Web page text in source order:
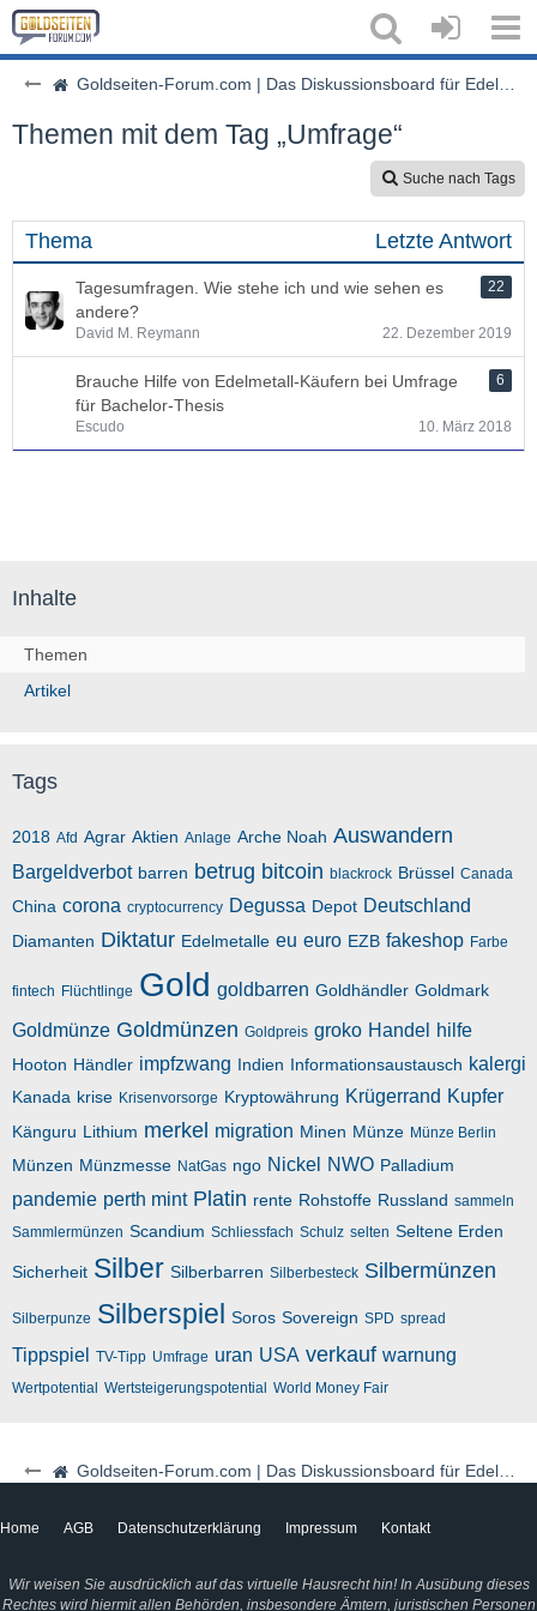
Goldseiten-Forum.com | Das Diskussionsboard für Edelmetalle & Rohstoffe
Goldseiten-Forum.com | Das Diskussionsboard für Edelmetalle & Rohstoffe
Themen mit dem Tag „Umfrage“
Suche nach Tags
Thema Letzte Antwort
Tagesumfragen. Wie stehe ich und wie sehen es
andere?
22
David M. Reymann 22. Dezember 2019
Brauche Hilfe von Edelmetall-Käufern bei Umfrage
für Bachelor-Thesis
6
Escudo 10. März 2018
Inhalte
Themen
Artikel
Tags
2018 Afd Agrar Aktien Anlage Arche Noah Auswandern
Bargeldverbot barren betrug bitcoin blackrock Brüssel Canada
China corona cryptocurrency Degussa Depot Deutschland
Diamanten Diktatur Edelmetalle eu euro EZB fakeshop Farbe
fintech Flüchtlinge Gold goldbarren Goldhändler Goldmark
Goldmünze Goldmünzen Goldpreis groko Handel hilfe
Hooton Händler impfzwang Indien Informationsaustausch kalergi
Kanada krise Krisenvorsorge Kryptowährung Krügerrand Kupfer
Känguru Lithium merkel migration Minen Münze Münze Berlin
Münzen Münzmesse NatGas ngo Nickel NWO Palladium
pandemie perth mint Platin rente Rohstoffe Russland sammeln
Sammlermünzen Scandium Schliessfach Schulz selten Seltene Erden
Sicherheit Silber Silberbarren Silberbesteck Silbermünzen
Silberpunze Silberspiel Soros Sovereign SPD spread
Tippspiel TV-Tipp Umfrage uran USA verkauf warnung
Wertpotential Wertsteigerungspotential World Money Fair
Home AGB Datenschutzerklärung Impressum Kontakt
Wir weisen Sie ausdrücklich auf das virtuelle Hausrecht hin! In Ausübung dieses
Rechtes wird hiermit allen Behörden, insbesondere Ämtern, juristischen Personen